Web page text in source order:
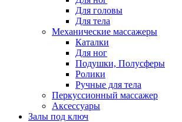
Для головы
Для тела
Механические массажеры
Каталки
Для ног
Подушки, Полусферы
Ролики
Ручные для тела
Перкуссионный массажер
Аксессуары
Залы под ключ